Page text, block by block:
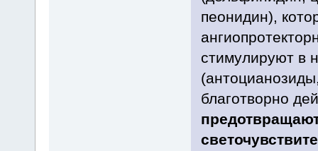
пеонидин),
стимулируют в
благотворно